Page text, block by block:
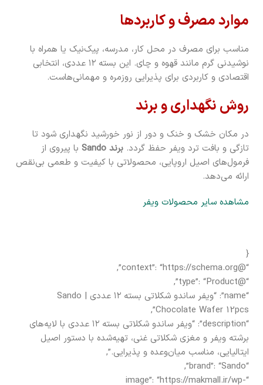
موارد مصرف و کاربردها
مناسب برای مصرف در محل کار، مدرسه، پیک‌نیک یا همراه با
نوشیدنی گرم مانند قهوه و چای. این بسته ۱۲ عددی، انتخابی
اقتصادی و کاربردی برای پذیرایی روزمره و مهمانی‌هاست.
روش نگهداری و برند
در مکان خشک و خنک و دور از نور خورشید نگهداری شود تا
تازگی و بافت ترد ویفر حفظ گردد. برند Sando
با پیروی از
فرمول‌های اصیل اروپایی، محصولاتی با کیفیت و طعمی بی‌نقص
ارائه می‌دهد.
مشاهده سایر محصولات ویفر
{
“@context”: “https://schema.org”,
“@type”: “Product”,
“name”: “ویفر ساندو شکلاتی بسته ۱۲ عددی | Sando
Chocolate Wafer 12pcs”,
“description”: “ویفر ساندو شکلاتی بسته ۱۲ عددی با لایه‌های
برشته ویفر و مغزی شکلاتی غنی، تهیه‌شده با دستور اصیل
ایتالیایی، مناسب میان‌وعده و پذیرایی.”,
“brand”: “Sando”,
“image”: “https://makmall.ir/wp-